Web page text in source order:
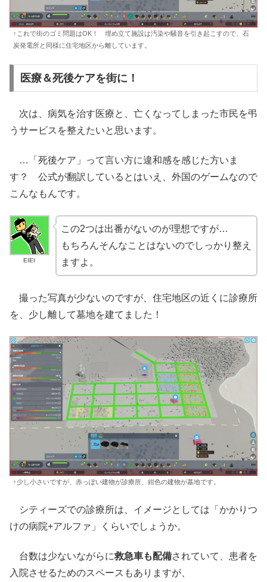
↑これで街のゴミ問題はOK！ 埋め立て施設は汚染や騒音を引き起こすので、石
炭発電所と同様に住宅地区から離しています。
医療＆死後ケアを街に！
次は、病気を治す医療と、亡くなってしまった市民を弔
うサービスを整えたいと思います。
…「死後ケア」って言い方に違和感を感じた方いま
す？ 公式が翻訳しているとはいえ、外国のゲームなので
こんなもんです。
EIEI
この2つは出番がないのが理想ですが…
もちろんそんなことはないのでしっかり整え
ますよ。
撮った写真が少ないのですが、住宅地区の近くに診療所
を、少し離して墓地を建てました！
↑少し小さいですが、赤っぽい建物が診療所、紺色の建物が墓地です。
シティーズでの診療所は、イメージとしては「かかりつ
けの病院+アルファ」くらいでしょうか。
台数は少ないながらに救急車も配備されていて、患者を
入院させるためのスペースもありますが、